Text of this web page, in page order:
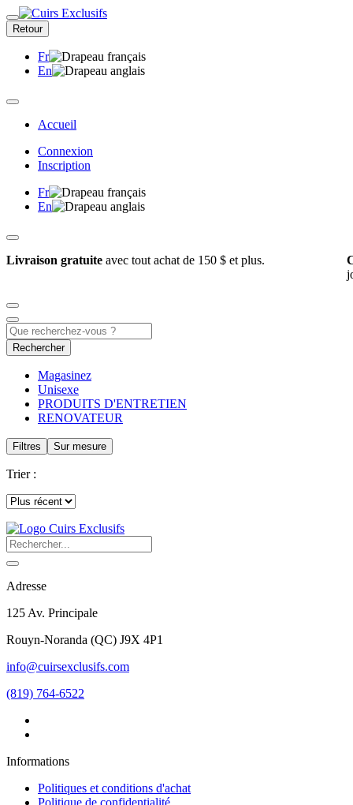
Retour
Fr
En
Accueil
Connexion
Inscription
Fr
En
Livraison gratuite avec tout achat de 150 $ et plus.
Rechercher
Magasinez
Unisexe
PRODUITS D'ENTRETIEN
RENOVATEUR
Filtres Sur mesure
Trier :
Adresse
125 Av. Principale
Rouyn-Noranda (QC) J9X 4P1
info@cuirsexclusifs.com
(819) 764-6522
Informations
Politiques et conditions d'achat
Politique de confidentialité